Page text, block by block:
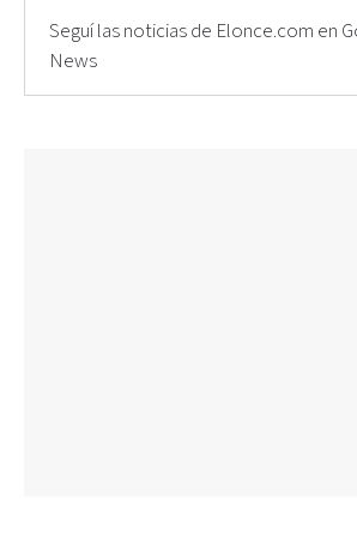
Seguí las noticias de Elonce.com en
News